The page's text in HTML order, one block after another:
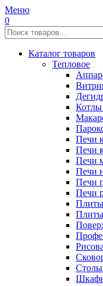
Меню
0
Каталог товаров
Тепловое
Печи
Печи
Печи
Печи
Печи
Печи
Плиты
Столы